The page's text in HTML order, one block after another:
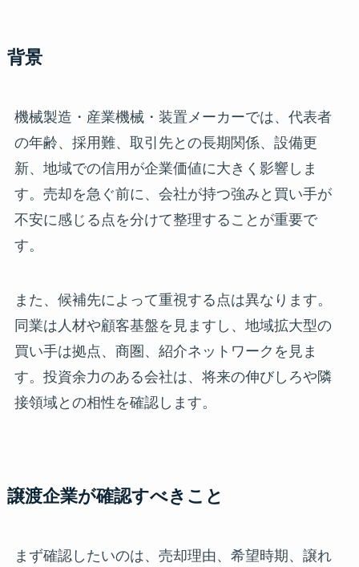
背景
機械製造・産業機械・装置メーカーでは、代表者
の年齢、採用難、取引先との長期関係、設備更
新、地域での信用が企業価値に大きく影響しま
す。売却を急ぐ前に、会社が持つ強みと買い手が
不安に感じる点を分けて整理することが重要で
す。
また、候補先によって重視する点は異なります。
同業は人材や顧客基盤を見ますし、地域拡大型の
買い手は拠点、商圏、紹介ネットワークを見ま
す。投資余力のある会社は、将来の伸びしろや隣
接領域との相性を確認します。
譲渡企業が確認すべきこと
まず確認したいのは、売却理由、希望時期、譲れ